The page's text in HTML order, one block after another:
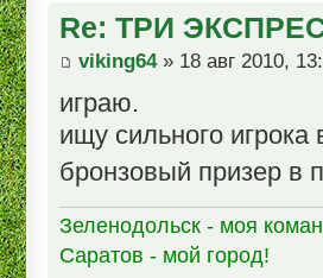
Re: ТРИ
viking64» 18 авг 2010,
играю.
ищу сильного
бронзовый призер в
Зеленодольск - моя
Саратов - мой город!